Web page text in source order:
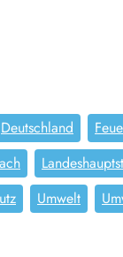
Deutschland
Umwelt